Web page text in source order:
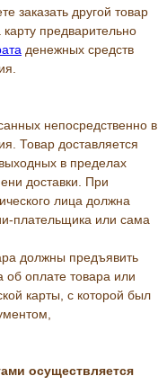
заказать другой товар
предварительно
денежных средств
непосредственно в
Товар доставляется
в пределах
доставки. При
лица должна
плательщика или сама
должны предъявить
об оплате товара или
карты, с которой был
осуществляется